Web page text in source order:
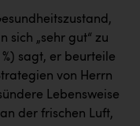
sich „sehr gut“ zu
sagt, er beurteile
von Herrn
Lebensweise
der frischen Luft,